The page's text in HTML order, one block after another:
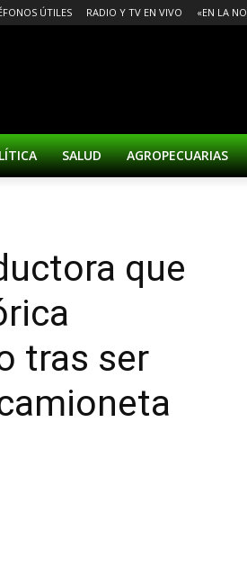
ÚTILES RADIO Y TV EN VIVO «EN LA
SALUD AGROPECUARIAS
que
tras ser